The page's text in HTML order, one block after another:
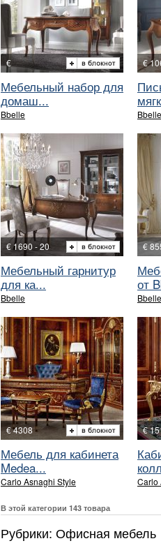
€
Мебельный набор для
домаш...
Bbelle
€
Bbelle
€ 1690 - 20
Мебельный гарнитур
для ка...
Bbelle
€
от
Bbelle
€ 4308
Мебель для кабинета
Medea...
Carlo Asnaghi Style
€
Carlo
В этой категории 143 товара
Рубрики: Офисная мебель